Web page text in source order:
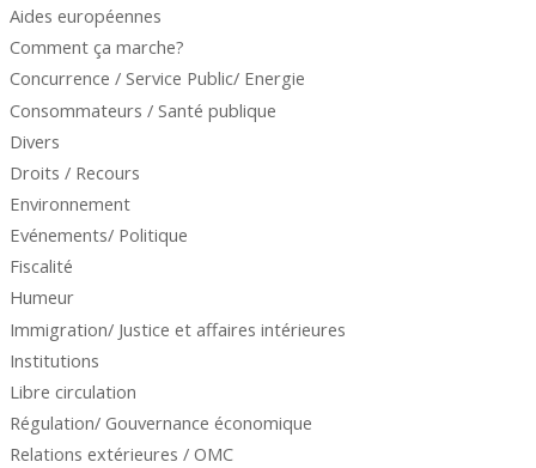
Aides européennes
Comment ça marche?
Concurrence / Service Public/ Energie
Consommateurs / Santé publique
Divers
Droits / Recours
Environnement
Evénements/ Politique
Fiscalité
Humeur
Immigration/ Justice et affaires intérieures
Institutions
Libre circulation
Régulation/ Gouvernance économique
Relations extérieures / OMC